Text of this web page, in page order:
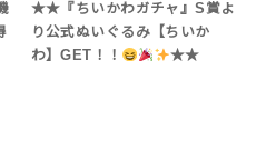
★★『ちいかわガチャ』S賞よ
り公式ぬいぐるみ【ちいか
わ】GET！！
★★